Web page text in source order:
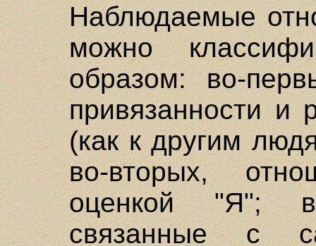
Наблюдаемые
можно
образом: во-
привязанности и
(как к другим
во-вторых,
оценкой "Я"; в-
связанные с